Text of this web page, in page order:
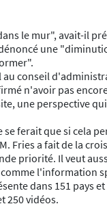
le mur", avait-il
une
au conseil
n'avoir pas
une perspective
ferait que si cela
Fries a fait de la
priorité. Il veut
l'information
dans 151
250 vidéos.